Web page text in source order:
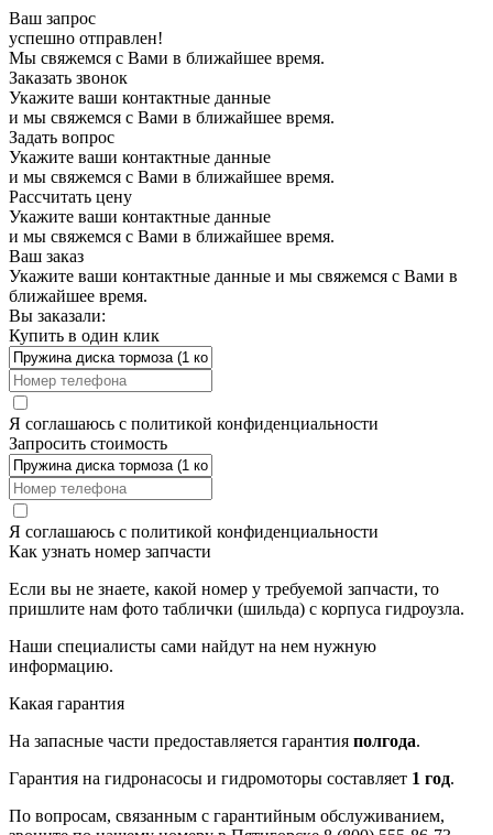
Ваш запрос
успешно отправлен!
Мы свяжемся с Вами в ближайшее время.
Заказать звонок
Укажите ваши контактные данные
и мы свяжемся с Вами в ближайшее время.
Задать вопрос
Укажите ваши контактные данные
и мы свяжемся с Вами в ближайшее время.
Рассчитать цену
Укажите ваши контактные данные
и мы свяжемся с Вами в ближайшее время.
Ваш заказ
Укажите ваши контактные данные и мы свяжемся с Вами в
ближайшее время.
Вы заказали:
Купить в один клик
Я соглашаюсь с политикой конфиденциальности
Запросить стоимость
Я соглашаюсь с политикой конфиденциальности
Как узнать номер запчасти
Если вы не знаете, какой номер у требуемой запчасти, то
пришлите нам фото таблички (шильда) с корпуса гидроузла.
Наши специалисты сами найдут на нем нужную
информацию.
Какая гарантия
На запасные части предоставляется гарантия полгода.
Гарантия на гидронасосы и гидромоторы составляет 1 год.
По вопросам, связанным с гарантийным обслуживанием,